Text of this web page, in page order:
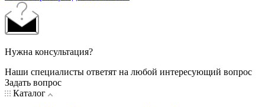
Нужна консультация?
Наши специалисты ответят на любой интересующий вопрос
Задать вопрос
Каталог